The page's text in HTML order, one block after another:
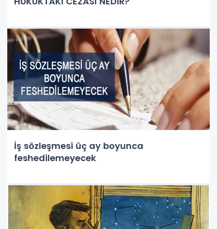
İş sözleşmesi üç ay boyunca
feshedilemeyecek